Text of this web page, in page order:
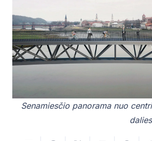
Senamiesčio panorama nuo